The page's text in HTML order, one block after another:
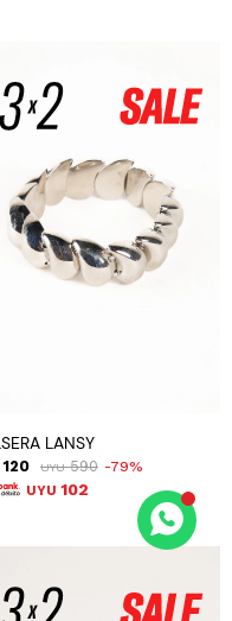
LANSY
120 UYU 590 79
UYU 102